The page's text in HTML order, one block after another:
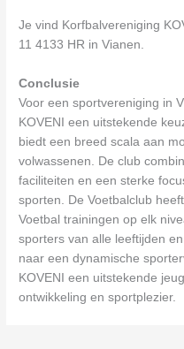
Je vind Korfbalvereniging
11 4133 HR in Vianen.
Conclusie
Voor een sportvereniging in
KOVENI een uitstekende
biedt een breed scala aan
volwassenen. De club
faciliteiten en een sterke
sporten. De Voetbalclub
Voetbal trainingen op elk
sporters van alle leeftijden
naar een dynamische
KOVENI een uitstekende
ontwikkeling en sportplezier.